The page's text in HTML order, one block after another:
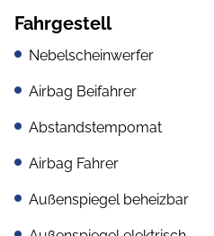
Fahrgestell
Nebelscheinwerfer
Airbag Beifahrer
Abstandstempomat
Airbag Fahrer
Außenspiegel beheizbar